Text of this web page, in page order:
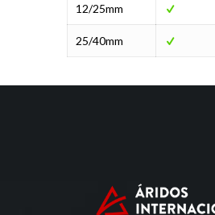
12/25mm
25/40mm